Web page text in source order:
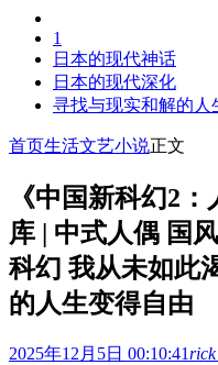
1
日本的现代神话
日本的现代深化
寻找与现实和解的人
首页生活文艺小说正文
《中国新科幻2
库 | 中式人偶 国
科幻 我从未如此
的人生变得自由
2025年12月5日 00:10:41